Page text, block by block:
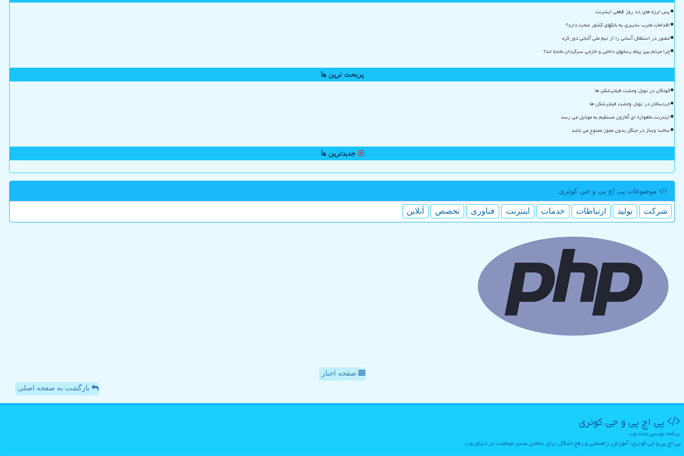
پس لرزه های ۸۸ روز قطعی اینترنت
اقدامات مخرب سایبری به بانکهای کشور صحت دارد؟
حضور در استقلال آسانی را از تیم ملی آلبانی دور کرد
چرا مردم بین پیام رسانهای داخلی و خارجی سرگردان مانده اند؟
پربحث ترین ها
کودکان در تونل وحشت فیلترشکن ها
خردسالان در تونل وحشت فیلترشکن ها
اینترنت ماهواره ای آمازون مستقیم به موبایل می رسد
ساخت وساز در جنگل بدون مجوز ممنوع می باشد
جدیدترین ها
موضوعات پی اچ پی و جی كوئری
شركت تولید ارتباطات خدمات اینترنت فناوری تخصص آنلاین
صفحه اخبار
بازگشت به صفحه اصلی
پی اچ پی و جی كوئری
برنامه نویسی تحت وب
پی اچ پی و جی کوئری؛ آموزش، راهنمایی و رفع اشکال برای ساختن مسیر موفقیت در دنیای وب